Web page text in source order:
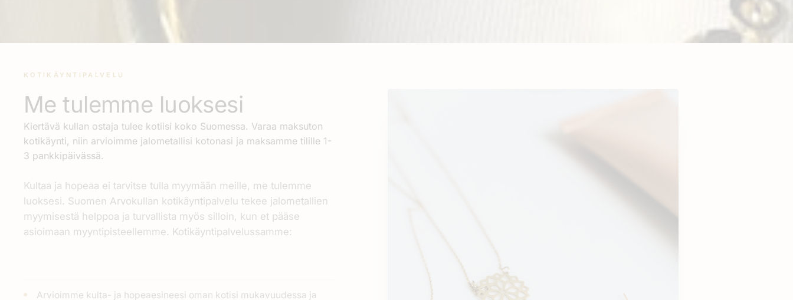
KOTIKÄYNTIPALVELU
Me tulemme luoksesi
Kiertävä kullan ostaja tulee kotiisi koko Suomessa. Varaa maksuton
kotikäynti, niin arvioimme jalometallisi kotonasi ja maksamme tilille 1-
3 pankkipäivässä.
Kultaa ja hopeaa ei tarvitse tulla myymään meille, me tulemme
luoksesi. Suomen Arvokullan kotikäyntipalvelu tekee jalometallien
myymisestä helppoa ja turvallista myös silloin, kun et pääse
asioimaan myyntipisteellemme. Kotikäyntipalvelussamme:
Arvioimme kulta- ja hopeaesineesi oman kotisi mukavuudessa ja